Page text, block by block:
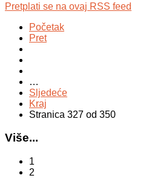
Pretplati se na ovaj RSS feed
Početak
Pret
…
Sljedeće
Kraj
Stranica 327 od 350
Više...
1
2